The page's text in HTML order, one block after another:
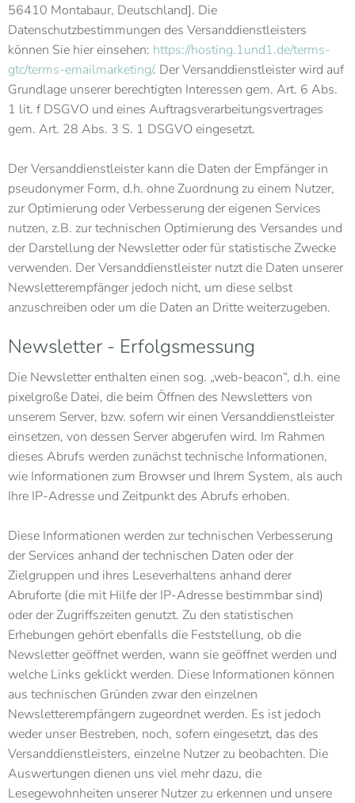
56410 Montabaur, Deutschland]. Die
Datenschutzbestimmungen des Versanddienstleisters
können Sie hier einsehen: https://hosting.1und1.de/terms-
gtc/terms-emailmarketing/. Der Versanddienstleister wird auf
Grundlage unserer berechtigten Interessen gem. Art. 6 Abs.
1 lit. f DSGVO und eines Auftragsverarbeitungsvertrages
gem. Art. 28 Abs. 3 S. 1 DSGVO eingesetzt.
Der Versanddienstleister kann die Daten der Empfänger in
pseudonymer Form, d.h. ohne Zuordnung zu einem Nutzer,
zur Optimierung oder Verbesserung der eigenen Services
nutzen, z.B. zur technischen Optimierung des Versandes und
der Darstellung der Newsletter oder für statistische Zwecke
verwenden. Der Versanddienstleister nutzt die Daten unserer
Newsletterempfänger jedoch nicht, um diese selbst
anzuschreiben oder um die Daten an Dritte weiterzugeben.
Newsletter - Erfolgsmessung
Die Newsletter enthalten einen sog. „web-beacon“, d.h. eine
pixelgroße Datei, die beim Öffnen des Newsletters von
unserem Server, bzw. sofern wir einen Versanddienstleister
einsetzen, von dessen Server abgerufen wird. Im Rahmen
dieses Abrufs werden zunächst technische Informationen,
wie Informationen zum Browser und Ihrem System, als auch
Ihre IP-Adresse und Zeitpunkt des Abrufs erhoben.
Diese Informationen werden zur technischen Verbesserung
der Services anhand der technischen Daten oder der
Zielgruppen und ihres Leseverhaltens anhand derer
Abruforte (die mit Hilfe der IP-Adresse bestimmbar sind)
oder der Zugriffszeiten genutzt. Zu den statistischen
Erhebungen gehört ebenfalls die Feststellung, ob die
Newsletter geöffnet werden, wann sie geöffnet werden und
welche Links geklickt werden. Diese Informationen können
aus technischen Gründen zwar den einzelnen
Newsletterempfängern zugeordnet werden. Es ist jedoch
weder unser Bestreben, noch, sofern eingesetzt, das des
Versanddienstleisters, einzelne Nutzer zu beobachten. Die
Auswertungen dienen uns viel mehr dazu, die
Lesegewohnheiten unserer Nutzer zu erkennen und unsere